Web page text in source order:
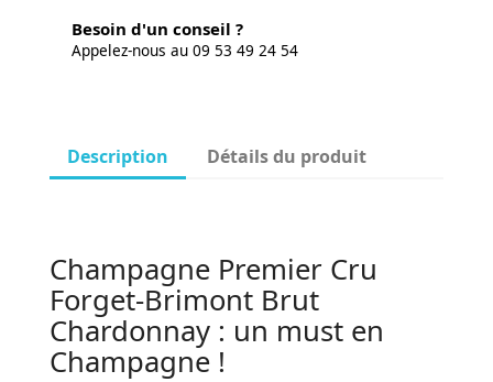
Besoin d'un conseil ?
Appelez-nous au 09 53 49 24 54
Description Détails du produit
Champagne Premier Cru
Forget-Brimont Brut
Chardonnay : un must en
Champagne !